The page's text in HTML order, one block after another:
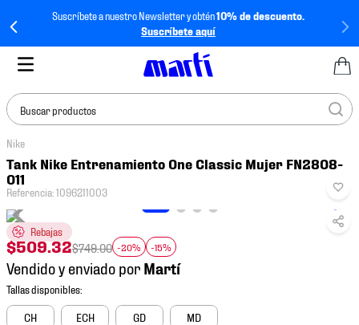
Suscríbete a nuestro Newsletter y obtén10% de descuento.
Suscríbete aquí
Buscar productos
Nike
Tank Nike Entrenamiento One Classic Mujer FN2808-
011
Referencia:1096211003
Rebajas
$509.32$749.00 -20% -15%
Vendido y enviado por
CH ECH GD MD
TÉRMINOS MÁS
BUSCADOS
1.
tenis mujer
2.
tenis hombre
3.
tenis
4
tenis futbol
jersey